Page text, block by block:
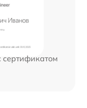
сертификатом